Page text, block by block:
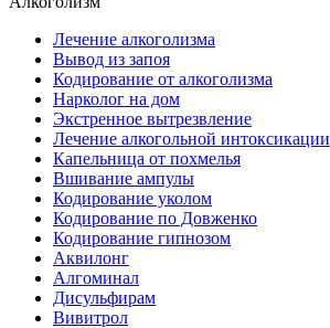
Лечение алкоголизма
Вывод из запоя
Кодирование от алкоголизма
Нарколог на дом
Экстренное вытрезвление
Лечение алкогольной интоксикации
Капельница от похмелья
Вшивание ампулы
Кодирование уколом
Кодирование по Довженко
Кодирование гипнозом
Аквилонг
Алгоминал
Дисульфирам
Вивитрол